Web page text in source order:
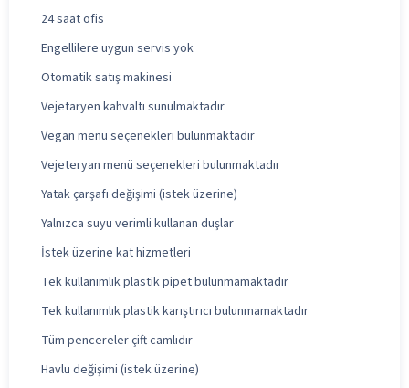
24 saat ofis
Engellilere uygun servis yok
Otomatik satış makinesi
Vejetaryen kahvaltı sunulmaktadır
Vegan menü seçenekleri bulunmaktadır
Vejeteryan menü seçenekleri bulunmaktadır
Yatak çarşafı değişimi (istek üzerine)
Yalnızca suyu verimli kullanan duşlar
İstek üzerine kat hizmetleri
Tek kullanımlık plastik pipet bulunmamaktadır
Tek kullanımlık plastik karıştırıcı bulunmamaktadır
Tüm pencereler çift camlıdır
Havlu değişimi (istek üzerine)